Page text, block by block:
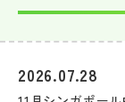
サイトマップ
運営会社
2026.07.28